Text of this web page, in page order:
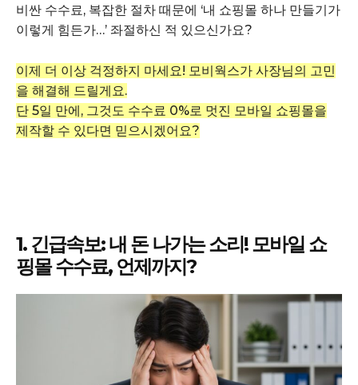
비싼 수수료, 복잡한 절차 때문에 ‘내 쇼핑몰 하나 만들기가
이렇게 힘든가…’ 좌절하신 적 있으신가요?
이제 더 이상 걱정하지 마세요! 모비웍스가 사장님의 고민
을 해결해 드릴게요.
단 5일 만에, 그것도 수수료 0%로 멋진 모바일 쇼핑몰을
제작할 수 있다면 믿으시겠어요?
1. 긴급속보: 내 돈 나가는 소리! 모바일 쇼
핑몰 수수료, 언제까지?